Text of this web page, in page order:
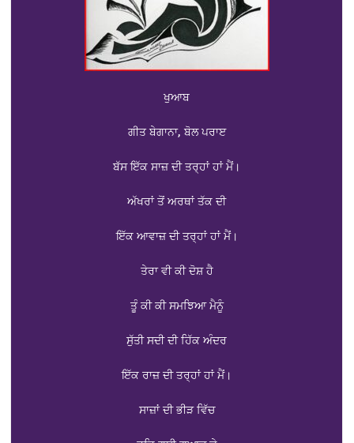
ਖੁਆਬ
ਗੀਤ ਬੇਗਾਨਾ, ਬੋਲ ਪਰਾੲ
ਬੱਸ ਇੱਕ ਸਾਜ਼ ਦੀ ਤਰ੍ਹਾਂ ਹਾਂ ਮੈਂ।
ਅੱਖਰਾਂ ਤੋਂ ਅਰਥਾਂ ਤੱਕ ਦੀ
ਇੱਕ ਆਵਾਜ਼ ਦੀ ਤਰ੍ਹਾਂ ਹਾਂ ਮੈਂ।
ਤੇਰਾ ਵੀ ਕੀ ਦੋਸ਼ ਹੈ
ਤੂੰ ਕੀ ਕੀ ਸਮਝਿਆ ਮੈਨੂੰ
ਸੁੱਤੀ ਸਦੀ ਦੀ ਹਿੱਕ ਅੰਦਰ
ਇੱਕ ਰਾਜ਼ ਦੀ ਤਰ੍ਹਾਂ ਹਾਂ ਮੈਂ।
ਸਾਜ਼ਾਂ ਦੀ ਭੀੜ ਵਿੱਚ